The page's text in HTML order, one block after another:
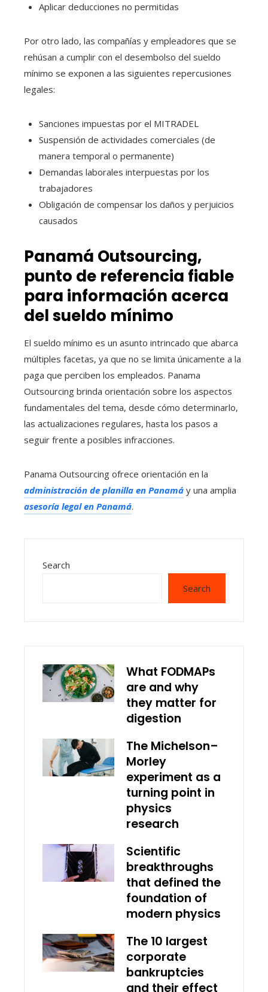
Aplicar deducciones no permitidas
Por otro lado, las compañías y empleadores que se
rehúsan a cumplir con el desembolso del sueldo
mínimo se exponen a las siguientes repercusiones
legales:
Sanciones impuestas por el MITRADEL
Suspensión de actividades comerciales (de
manera temporal o permanente)
Demandas laborales interpuestas por los
trabajadores
Obligación de compensar los daños y perjuicios
causados
Panamá Outsourcing,
punto de referencia fiable
para información acerca
del sueldo mínimo
El sueldo mínimo es un asunto intrincado que abarca
múltiples facetas, ya que no se limita únicamente a la
paga que perciben los empleados. Panama
Outsourcing brinda orientación sobre los aspectos
fundamentales del tema, desde cómo determinarlo,
las actualizaciones regulares, hasta los pasos a
seguir frente a posibles infracciones.
Panama Outsourcing ofrece orientación en la
administración de planilla en Panamá y una amplia
asesoría legal en Panamá.
Search
Search
What FODMAPs
are and why
they matter for
digestion
The Michelson–
Morley
experiment as a
turning point in
physics
research
Scientific
breakthroughs
that defined the
foundation of
modern physics
The 10 largest
corporate
bankruptcies
and their effect